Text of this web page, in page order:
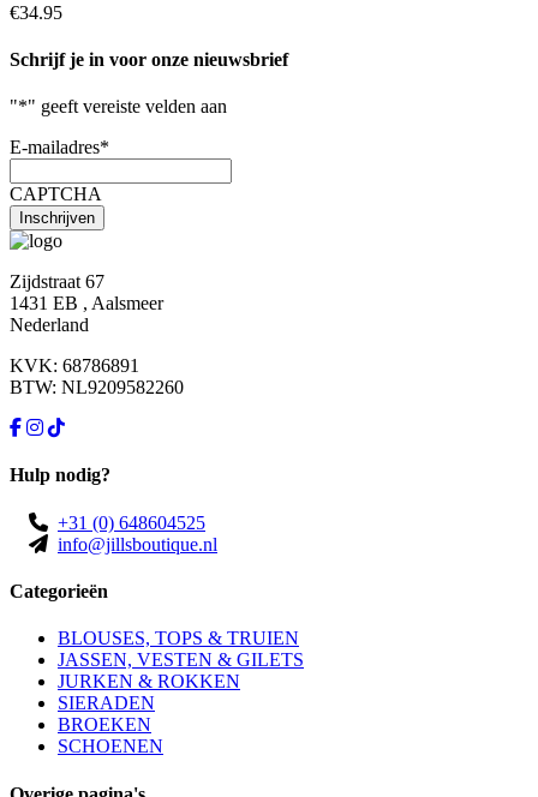
€34.95
Schrijf je in voor onze nieuwsbrief
"*" geeft vereiste velden aan
E-mailadres*
CAPTCHA
Zijdstraat 67
1431 EB , Aalsmeer
Nederland
KVK: 68786891
BTW: NL9209582260
Hulp nodig?
+31 (0) 648604525
info@jillsboutique.nl
Categorieën
BLOUSES, TOPS & TRUIEN
JASSEN, VESTEN & GILETS
JURKEN & ROKKEN
SIERADEN
BROEKEN
SCHOENEN